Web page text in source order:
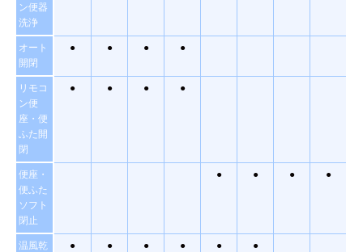
ン便器
洗浄
オート
開閉
● ● ● ●
リモコ
ン便
座・便
ふた開
閉
● ● ● ●
便座・
便ふた
ソフト
閉止
● ● ● ●
温風乾
● ● ● ● ● ●